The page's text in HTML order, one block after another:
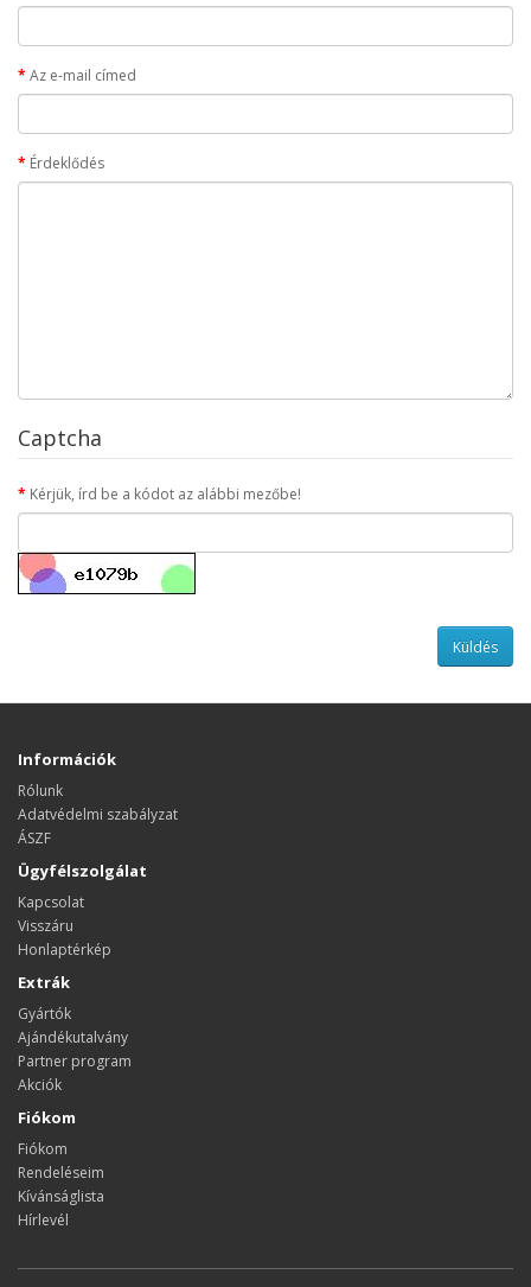
Az e-mail címed
Érdeklődés
Captcha
Kérjük, írd be a kódot az alábbi mezőbe!
Információk
Rólunk
Adatvédelmi szabályzat
ÁSZF
Ügyfélszolgálat
Kapcsolat
Visszáru
Honlaptérkép
Extrák
Gyártók
Ajándékutalvány
Partner program
Akciók
Fiókom
Fiókom
Rendeléseim
Kívánságlista
Hírlevél